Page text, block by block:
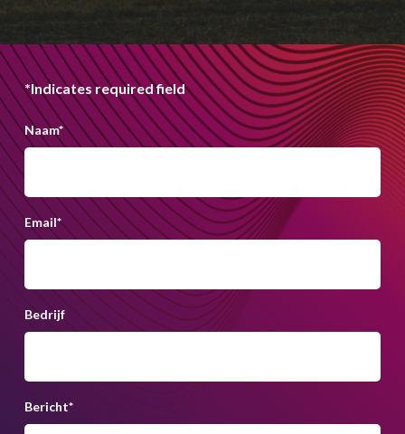
*Indicates required field
Naam*
Email*
Bedrijf
Bericht*